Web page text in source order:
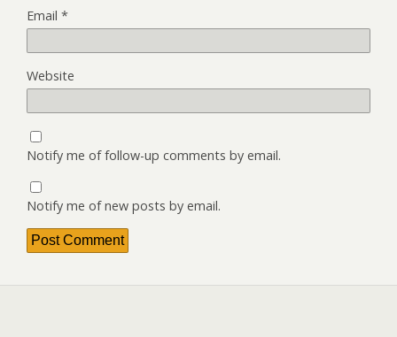
Email *
Website
Notify me of follow-up comments by email.
Notify me of new posts by email.